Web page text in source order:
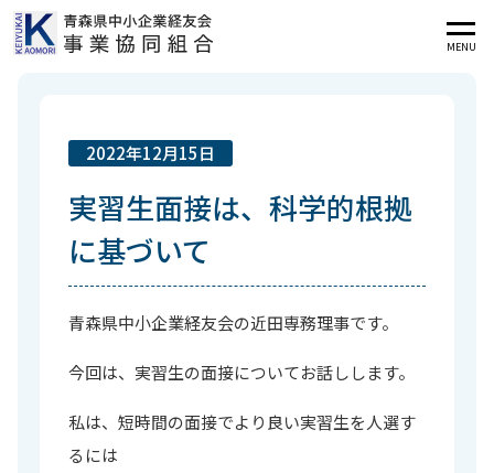
MENU
2022年12月15日
実習生面接は、科学的根拠
に基づいて
青森県中小企業経友会の近田専務理事です。
今回は、実習生の面接についてお話しします。
私は、短時間の面接でより良い実習生を人選す
るには